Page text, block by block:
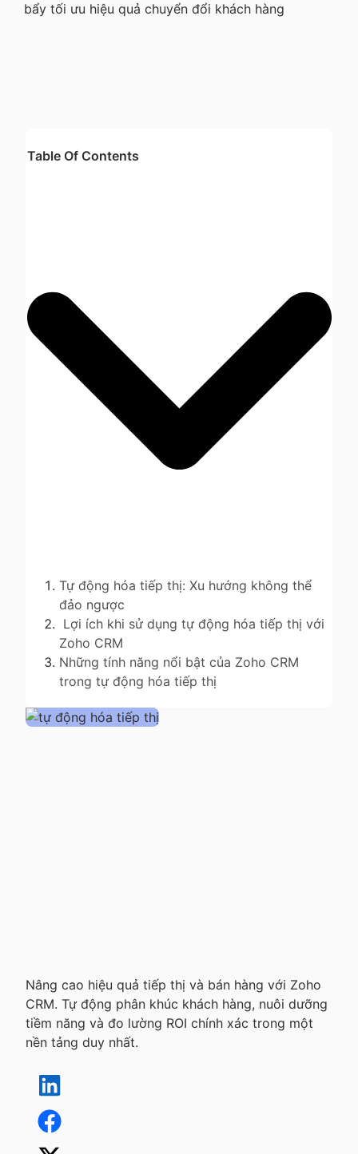
bẩy tối ưu hiệu quả chuyển đổi khách hàng
Table Of Contents
Tự động hóa tiếp thị: Xu hướng không thể
đảo ngược
Lợi ích khi sử dụng tự động hóa tiếp thị với
Zoho CRM
Những tính năng nổi bật của Zoho CRM
trong tự động hóa tiếp thị
Nâng cao hiệu quả tiếp thị và bán hàng với Zoho
CRM. Tự động phân khúc khách hàng, nuôi dưỡng
tiềm năng và đo lường ROI chính xác trong một
nền tảng duy nhất.